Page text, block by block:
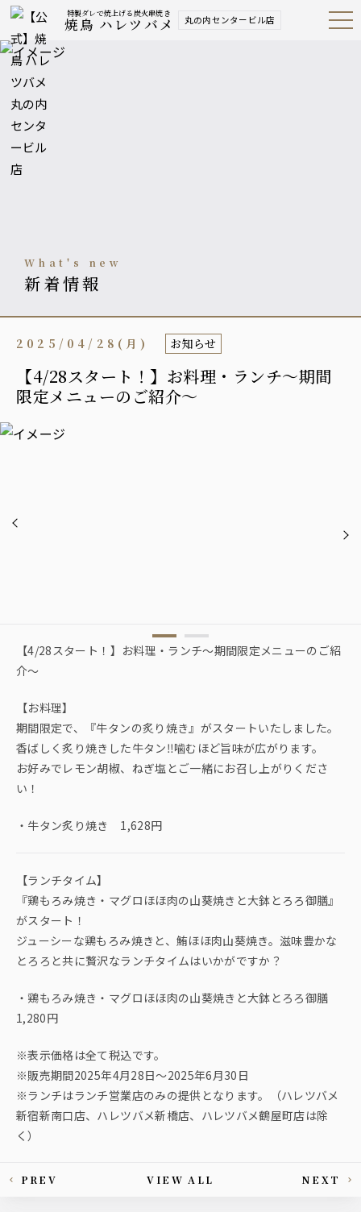
特製ダレで焼上げる炭火串焼き
焼鳥 ハレツバメ 丸の内センタービル店 Open
Navig
what's new
新着情報
【4/28スタート！】お料理・ランチ～期間
限定メニューのご紹介～
2025/04/28(月) お知らせ
【4/28スタート！】お料理・ランチ～期間限定メニューのご紹
介～
【お料理】
期間限定で、『牛タンの炙り焼き』がスタートいたしました。
香ばしく炙り焼きした牛タン‼︎噛むほど旨味が広がります。
お好みでレモン胡椒、ねぎ塩とご一緒にお召し上がりくださ
い！
・牛タン炙り焼き 1,628円
【ランチタイム】
『鶏もろみ焼き・マグロほほ肉の山葵焼きと大鉢とろろ御膳』
がスタート！
ジューシーな鶏もろみ焼きと、鮪ほほ肉山葵焼き。滋味豊かな
とろろと共に贅沢なランチタイムはいかがですか？
・鶏もろみ焼き・マグロほほ肉の山葵焼きと大鉢とろろ御膳
1,280円
※表示価格は全て税込です。
※販売期間2025年4月28日〜2025年6月30日
※ランチはランチ営業店のみの提供となります。（ハレツバメ
新宿新南口店、ハレツバメ新橋店、ハレツバメ鶴屋町店は除
く）
This article's paging
PREV VIEW ALL NEXT